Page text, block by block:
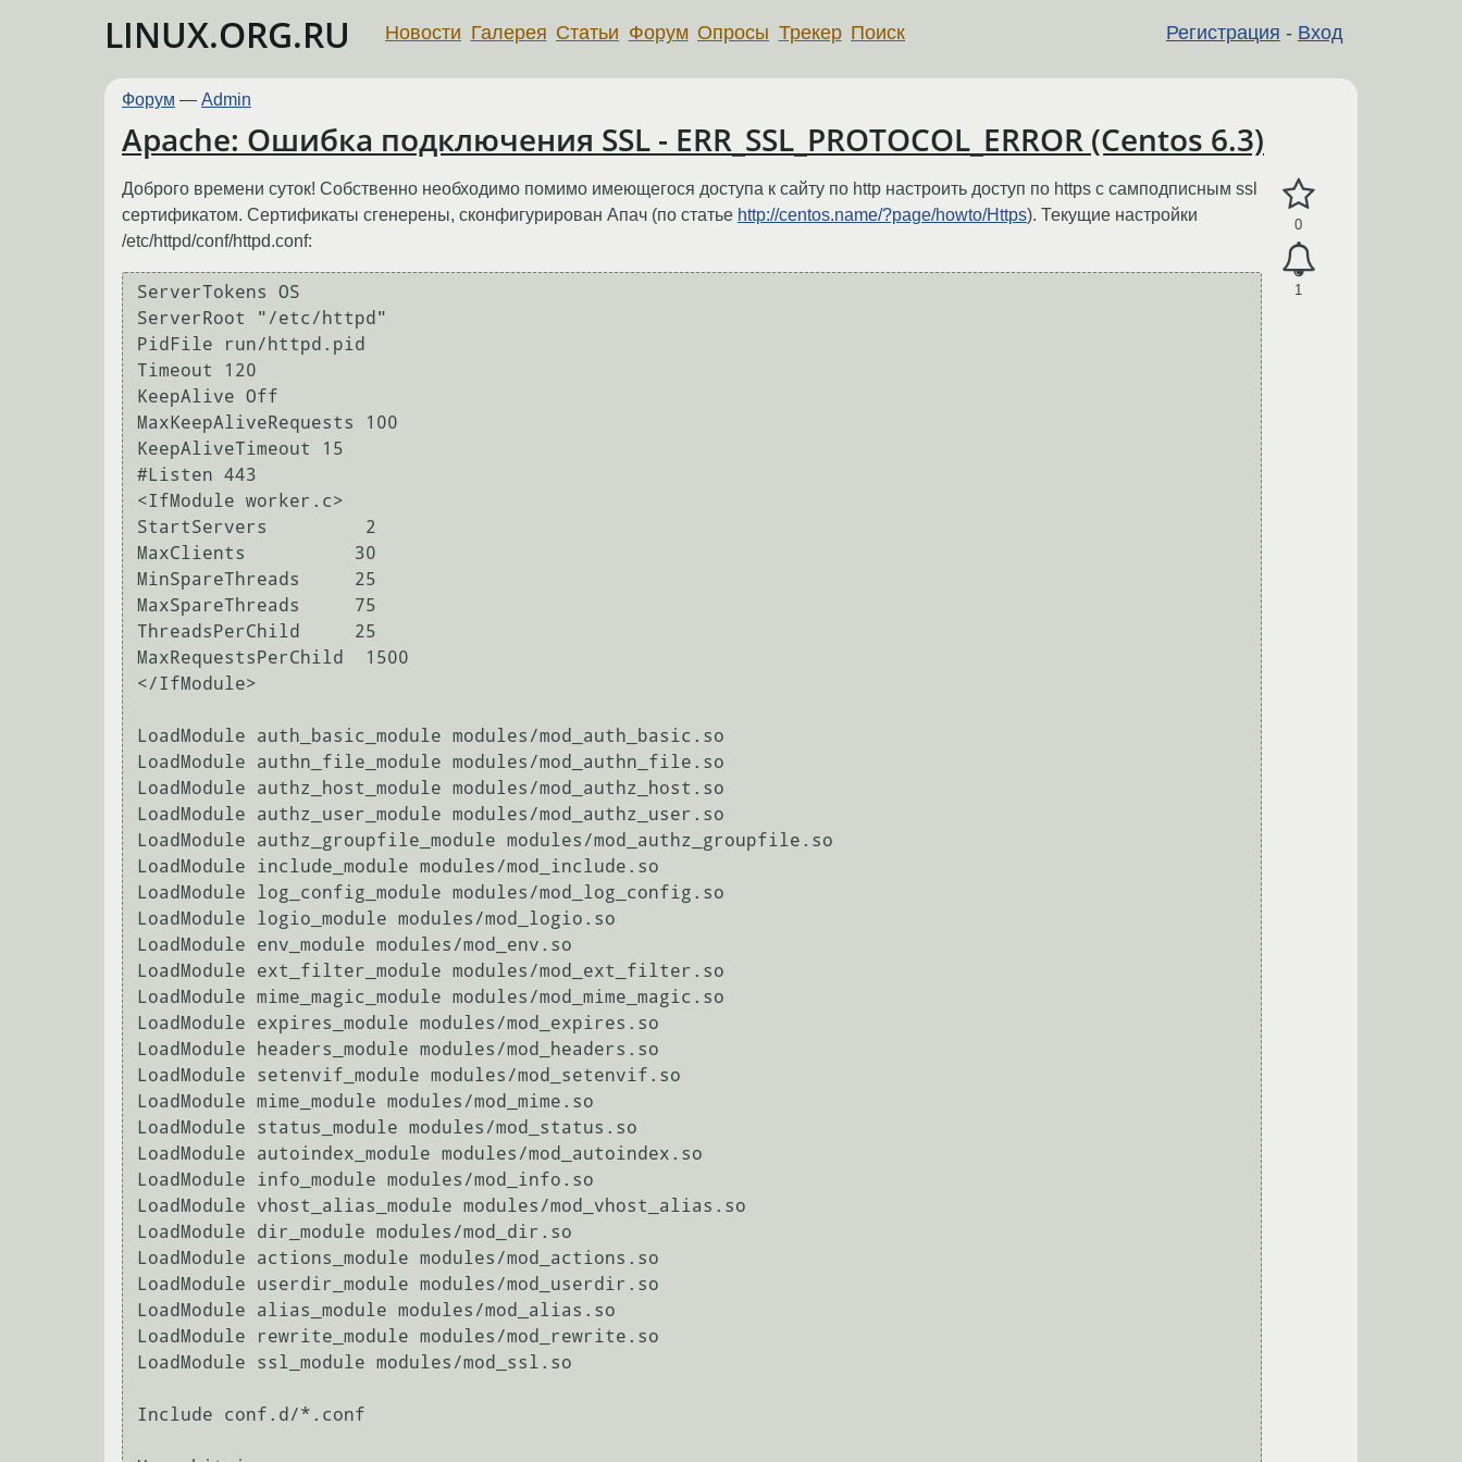
LINUX.ORG.RU Регистрация - Вход
Новости Галерея Статьи Форум Опросы Трекер Поиск
Форум — Admin
Apache: Ошибка подключения SSL - ERR_SSL_PROTOCOL_ERROR (Centos 6.3)
0
1
Доброго времени суток! Собственно необходимо помимо имеющегося доступа к сайту по http настроить доступ по https с самподписным ssl
сертификатом. Сертификаты сгенерены, сконфигурирован Апач (по статье http://centos.name/?page/howto/Https). Текущие настройки
/etc/httpd/conf/httpd.conf:
ServerTokens OS
ServerRoot "/etc/httpd"
PidFile run/httpd.pid
Timeout 120
KeepAlive Off
MaxKeepAliveRequests 100
KeepAliveTimeout 15
#Listen 443
<IfModule worker.c>
StartServers         2
MaxClients          30
MinSpareThreads     25
MaxSpareThreads     75
ThreadsPerChild     25
MaxRequestsPerChild  1500
</IfModule>
LoadModule auth_basic_module modules/mod_auth_basic.so
LoadModule authn_file_module modules/mod_authn_file.so
LoadModule authz_host_module modules/mod_authz_host.so
LoadModule authz_user_module modules/mod_authz_user.so
LoadModule authz_groupfile_module modules/mod_authz_groupfile.so
LoadModule include_module modules/mod_include.so
LoadModule log_config_module modules/mod_log_config.so
LoadModule logio_module modules/mod_logio.so
LoadModule env_module modules/mod_env.so
LoadModule ext_filter_module modules/mod_ext_filter.so
LoadModule mime_magic_module modules/mod_mime_magic.so
LoadModule expires_module modules/mod_expires.so
LoadModule headers_module modules/mod_headers.so
LoadModule setenvif_module modules/mod_setenvif.so
LoadModule mime_module modules/mod_mime.so
LoadModule status_module modules/mod_status.so
LoadModule autoindex_module modules/mod_autoindex.so
LoadModule info_module modules/mod_info.so
LoadModule vhost_alias_module modules/mod_vhost_alias.so
LoadModule dir_module modules/mod_dir.so
LoadModule actions_module modules/mod_actions.so
LoadModule userdir_module modules/mod_userdir.so
LoadModule alias_module modules/mod_alias.so
LoadModule rewrite_module modules/mod_rewrite.so
LoadModule ssl_module modules/mod_ssl.so
Include conf.d/*.conf